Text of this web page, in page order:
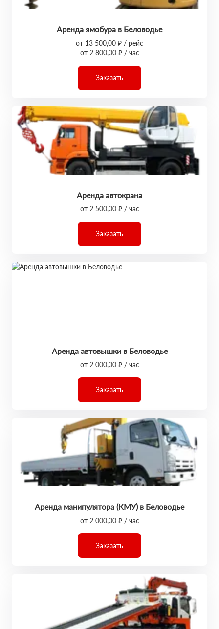
Аренда ямобура в Беловодье
от 13 500,00 ₽ / рейс
от 2 800,00 ₽ / час
Заказать
Аренда автокрана
от 2 500,00 ₽ / час
Заказать
Аренда автовышки в Беловодье
от 2 000,00 ₽ / час
Заказать
Аренда манипулятора (КМУ) в Беловодье
от 2 000,00 ₽ / час
Заказать